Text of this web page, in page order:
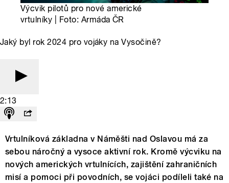
Výcvik pilotů pro nové americké
vrtulníky | Foto: Armáda ČR
Jaký byl rok 2024 pro vojáky na Vysočině?
2:13
Vrtulníková základna v Náměšti nad Oslavou má za
sebou náročný a vysoce aktivní rok. Kromě výcviku na
nových amerických vrtulnících, zajištění zahraničních
misí a pomoci při povodních, se vojáci podíleli také na